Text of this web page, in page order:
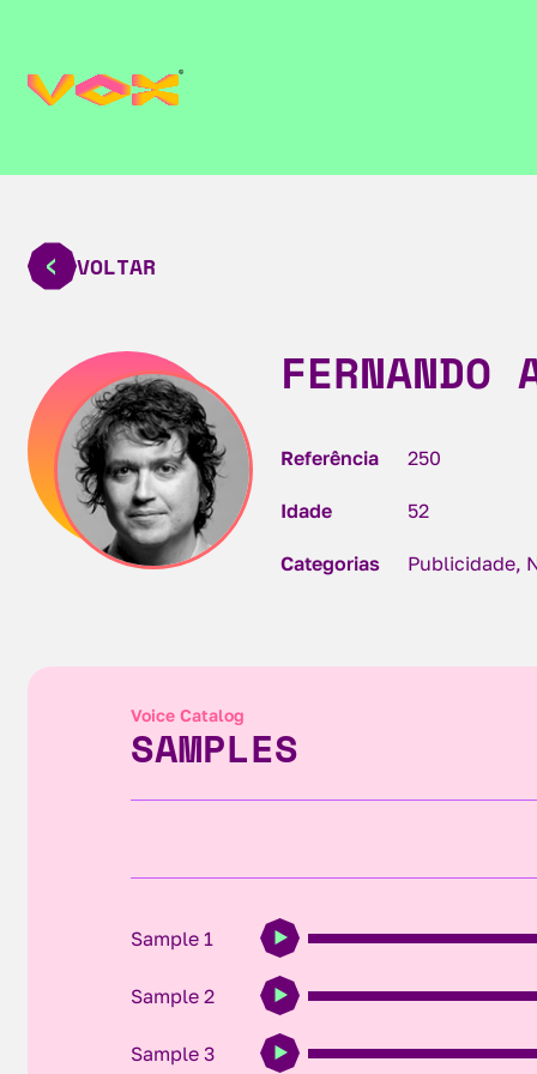
VOLTAR
FERNANDO
Referência 250
Idade 52
Categorias Publicidade,
Voice Catalog
SAMPLES
Sample 1
Sample 2
Sample 3